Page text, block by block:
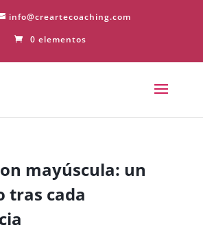
info@creartecoaching.com
0 elementos
mayúscula: un
tras cada